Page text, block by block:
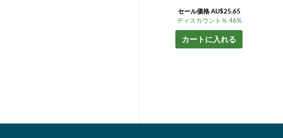
セール価格 AU$25.65
ディスカウント％ 46%
カートに入れる